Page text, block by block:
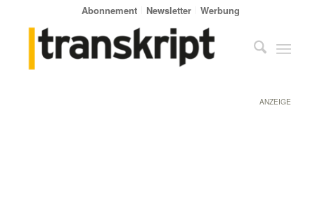
Abonnement Newsletter Werbung
ANZEIGE